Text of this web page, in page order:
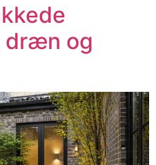
dræn og